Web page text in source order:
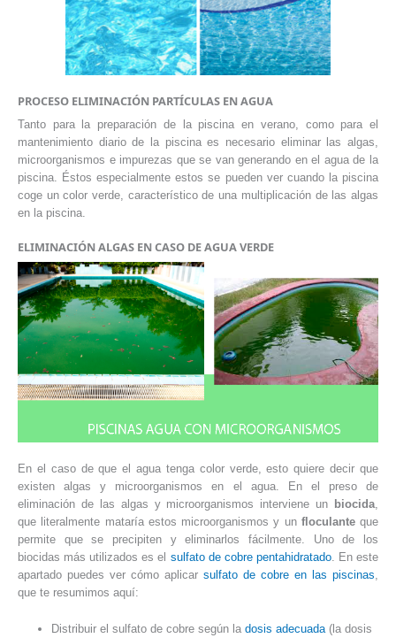
PROCESO ELIMINACIÓN PARTÍCULAS EN AGUA
Tanto para la preparación de la piscina en verano, como para el
mantenimiento diario de la piscina es necesario eliminar las algas,
microorganismos e impurezas que se van generando en el agua de la
piscina. Éstos especialmente estos se pueden ver cuando la piscina
coge un color verde, característico de una multiplicación de las algas
en la piscina.
ELIMINACIÓN ALGAS EN CASO DE AGUA VERDE
En el caso de que el agua tenga color verde, esto quiere decir que
existen algas y microorganismos en el agua. En el preso de
eliminación de las algas y microorganismos interviene un biocida,
que literalmente mataría estos microorganismos y un floculanteque
permite que se precipiten y eliminarlos fácilmente. Uno de los
biocidas más utilizados es el sulfato de cobre pentahidratado. En este
apartado puedes ver cómo aplicar sulfato de cobre en las piscinas,
que te resumimos aquí:
Distribuir el sulfato de cobre según ladosis adecuada (la dosis